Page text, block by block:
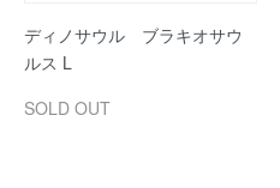
ディノサウル ブラキオサウ
ルス L
SOLD OUT